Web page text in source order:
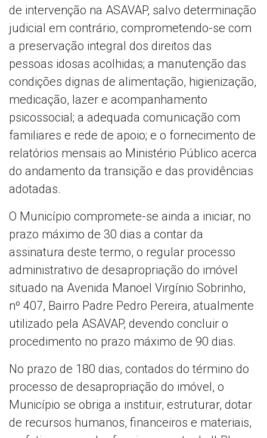
de intervenção na ASAVAP, salvo determinação
judicial em contrário, comprometendo-se com
a preservação integral dos direitos das
pessoas idosas acolhidas; a manutenção das
condições dignas de alimentação, higienização,
medicação, lazer e acompanhamento
psicossocial; a adequada comunicação com
familiares e rede de apoio; e o fornecimento de
relatórios mensais ao Ministério Público acerca
do andamento da transição e das providências
adotadas.
O Município compromete-se ainda a iniciar, no
prazo máximo de 30 dias a contar da
assinatura deste termo, o regular processo
administrativo de desapropriação do imóvel
situado na Avenida Manoel Virgínio Sobrinho,
nº 407, Bairro Padre Pedro Pereira, atualmente
utilizado pela ASAVAP, devendo concluir o
procedimento no prazo máximo de 90 dias.
No prazo de 180 dias, contados do término do
processo de desapropriação do imóvel, o
Município se obriga a instituir, estruturar, dotar
de recursos humanos, financeiros e materiais,